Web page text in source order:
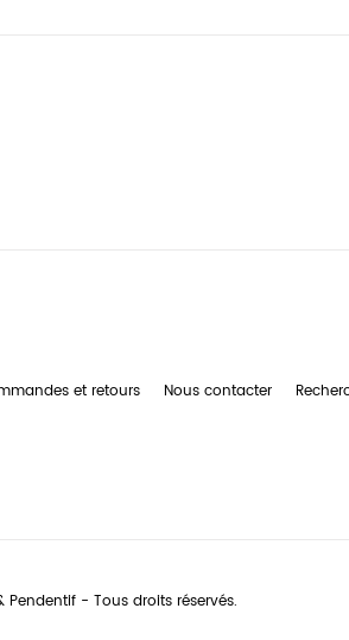
et retours Nous contacter
Pendentif - Tous droits réservés.